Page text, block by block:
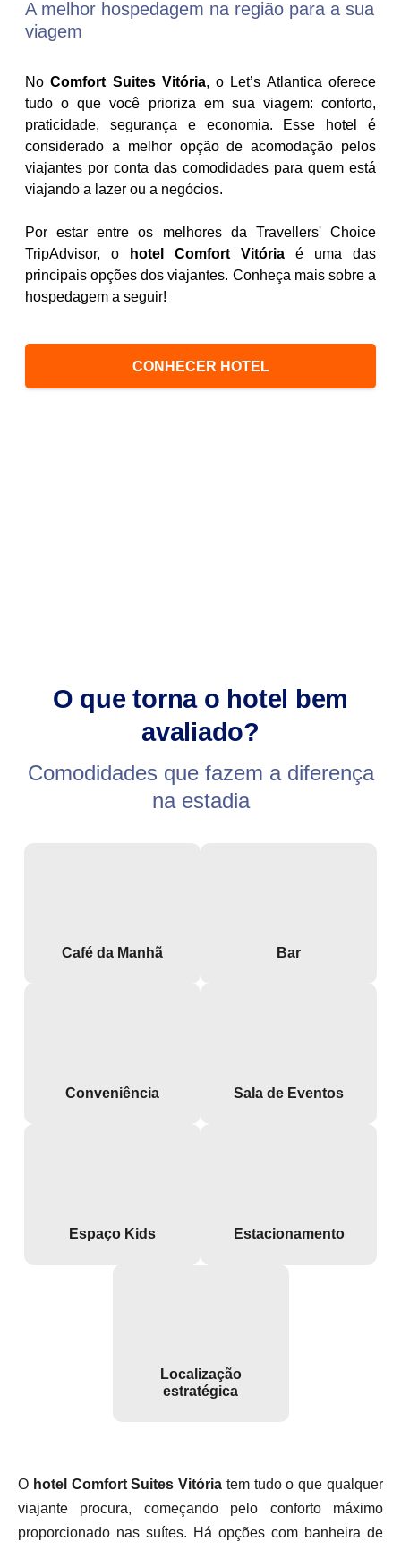
A melhor hospedagem na região para a sua
viagem
NoComfort Suites Vitória, o Let’s Atlantica oferece
tudo o que você prioriza em sua viagem: conforto,
praticidade, segurança e economia. Esse hotel é
considerado a melhor opção de acomodação pelos
viajantes por conta das comodidades para quem está
viajando a lazer ou a negócios.
Por estar entre os melhores da Travellers' Choice
TripAdvisor, o
hotel Comfort Vitória é uma das
principais opções dos viajantes. Conheça mais sobre a
hospedagem a seguir!
CONHECER HOTEL
O que torna o hotel bem
avaliado?
Comodidades que fazem a diferença
na estadia
Café da Manhã Bar
Conveniência Sala de Eventos
Espaço Kids Estacionamento
Localização
estratégica
O hotel Comfort Suites Vitória tem tudo o que qualquer
viajante procura, começando pelo conforto máximo
proporcionado nas suítes. Há opções com banheira de